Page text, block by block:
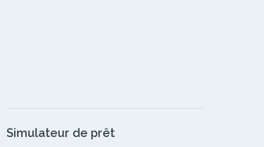
Simulateur de prêt